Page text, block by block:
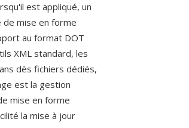
est appliqué, un
de mise en forme
au format DOT
XML standard, les
dès fichiers dédiés,
est la gestion
mise en forme
la mise à jour